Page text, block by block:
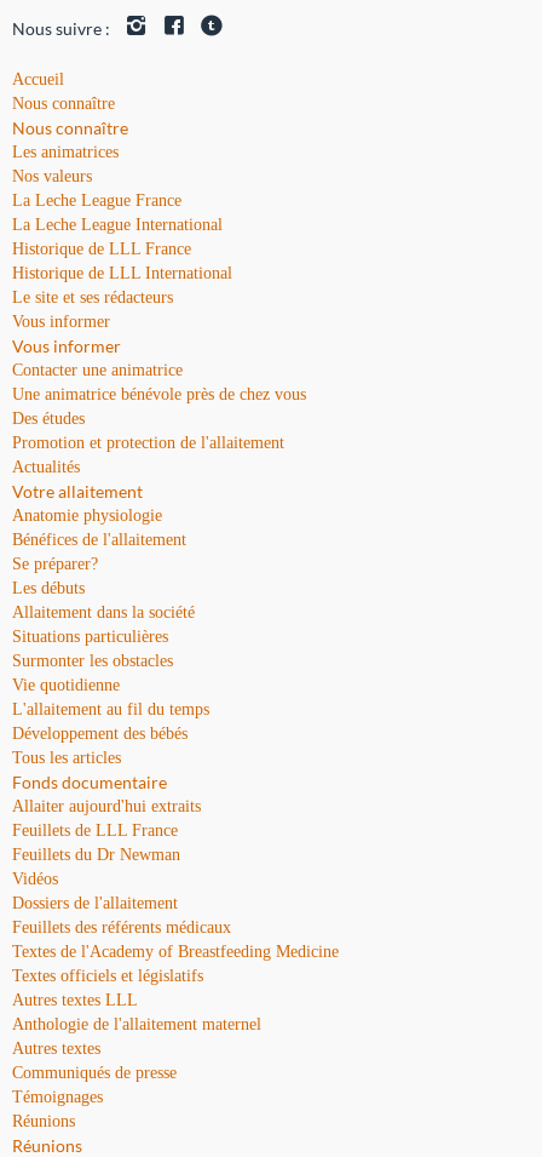
Nous suivre :
Accueil
Nous connaître
Nous connaître
Les animatrices
Nos valeurs
La Leche League France
La Leche League International
Historique de LLL France
Historique de LLL International
Le site et ses rédacteurs
Vous informer
Vous informer
Contacter une animatrice
Une animatrice bénévole près de chez vous
Des études
Promotion et protection de l'allaitement
Actualités
Votre allaitement
Anatomie physiologie
Bénéfices de l'allaitement
Se préparer?
Les débuts
Allaitement dans la société
Situations particulières
Surmonter les obstacles
Vie quotidienne
L'allaitement au fil du temps
Développement des bébés
Tous les articles
Fonds documentaire
Allaiter aujourd'hui extraits
Feuillets de LLL France
Feuillets du Dr Newman
Vidéos
Dossiers de l'allaitement
Feuillets des référents médicaux
Textes de l'Academy of Breastfeeding Medicine
Textes officiels et législatifs
Autres textes LLL
Anthologie de l'allaitement maternel
Autres textes
Communiqués de presse
Témoignages
Réunions
Réunions